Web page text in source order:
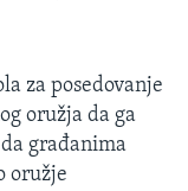
za posedovanje
oružja da ga
građanima
oružje